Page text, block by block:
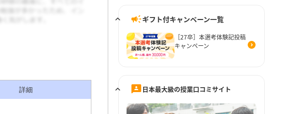
詳細
ギフト付キャンペーン一覧
［27卒］本選考体験記投稿
キャンペーン
日本最大級の授業口コミサイト